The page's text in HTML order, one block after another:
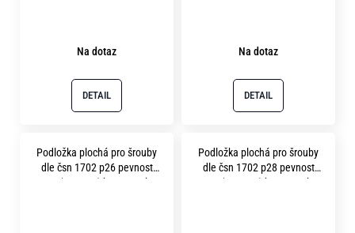
Na dotaz
DETAIL
Na dotaz
DETAIL
Podložka plochá pro šrouby
dle čsn 1702 p26 pevnost
10.9 ( 300HV ) bez povrchu
Podložka plochá pro šrouby
dle čsn 1702 p28 pevnost
10.9 ( 300HV ) bez povrchu